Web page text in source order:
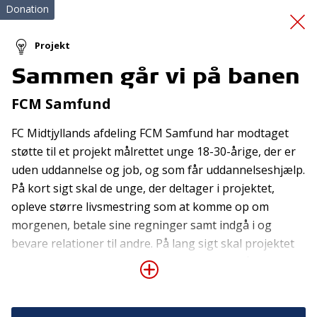
Massagestol til PAM
Donation
Projekt
Sammen går vi på banen
FCM Samfund
FC Midtjyllands afdeling FCM Samfund har modtaget
støtte til et projekt målrettet unge 18-30-årige, der er
uden uddannelse og job, og som får uddannelseshjælp.
På kort sigt skal de unge, der deltager i projektet,
opleve større livsmestring som at komme op om
morgenen, betale sine regninger samt indgå i og
bevare relationer til andre. På lang sigt skal projektet
være med til at nedbringe antallet af unge på
uddannelseshjælp. I første halvdel af forløbet vil der
Tilmeld nyhedsbrev
De seneste nyheder om TrygFondens og TryghedsGruppens
aktiviteter direkte i din indbakke.